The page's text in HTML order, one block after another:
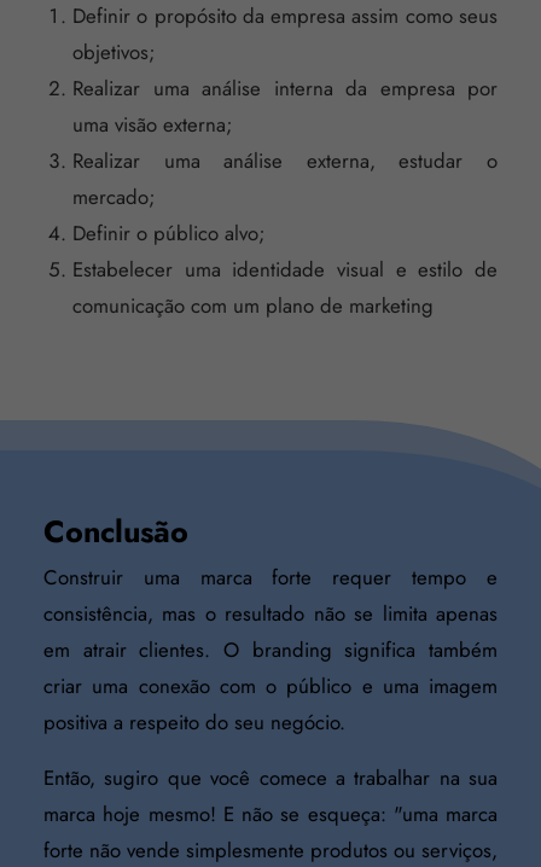
Definir o propósito da empresa assim como seus
objetivos;
Realizar uma análise interna da empresa por
uma visão externa;
Realizar uma análise externa, estudar o
mercado;
Definir o público alvo;
Estabelecer uma identidade visual e estilo de
comunicação com um plano de marketing
Conclusão
Construir uma marca forte requer tempo e
consistência, mas o resultado não se limita apenas
em atrair clientes. O branding significa também
criar uma conexão com o público e uma imagem
positiva a respeito do seu negócio.
Então, sugiro que você comece a trabalhar na sua
marca hoje mesmo! E não se esqueça: "uma marca
forte não vende simplesmente produtos ou serviços,